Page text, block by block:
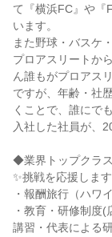
て『横浜FC』や『
います。
また野球・バスケ
プロアスリートか
ん誰もがプロアス
ですが、年齢・社
くことで、誰にで
入社した社員が、
◆業界トップクラ
✨挑戦を応援します
・報酬旅行（ハワ
・教育・研修制度
講習・代表による